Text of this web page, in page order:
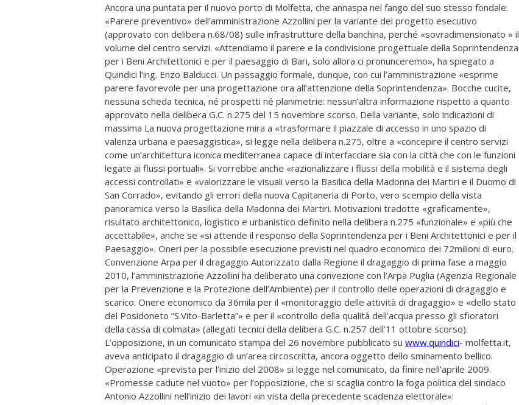
Ancora una puntata per il nuovo porto di Molfetta, che annaspa nel fango del suo stesso fondale.
«Parere preventivo» dell’amministrazione Azzollini per la variante del progetto esecutivo
(approvato con delibera n.68/08) sulle infrastrutture della banchina, perché «sovradimensionato » il
volume del centro servizi. «Attendiamo il parere e la condivisione progettuale della Soprintendenza
per i Beni Architettonici e per il paesaggio di Bari, solo allora ci pronunceremo», ha spiegato a
Quindici l’ing. Enzo Balducci. Un passaggio formale, dunque, con cui l’amministrazione «esprime
parere favorevole per una progettazione ora all’attenzione della Soprintendenza». Bocche cucite,
nessuna scheda tecnica, né prospetti né planimetrie: nessun’altra informazione rispetto a quanto
approvato nella delibera G.C. n.275 del 15 novembre scorso. Della variante, solo indicazioni di
massima La nuova progettazione mira a «trasformare il piazzale di accesso in uno spazio di
valenza urbana e paesaggistica», si legge nella delibera n.275, oltre a «concepire il centro servizi
come un’architettura iconica mediterranea capace di interfacciare sia con la città che con le funzioni
legate ai flussi portuali». Si vorrebbe anche «razionalizzare i flussi della mobilità e il sistema degli
accessi controllati» e «valorizzare le visuali verso la Basilica della Madonna dei Martiri e il Duomo di
San Corrado», evitando gli errori della nuova Capitaneria di Porto, vero scempio della vista
panoramica verso la Basilica della Madonna dei Martiri. Motivazioni tradotte «graficamente»,
risultato architettonico, logistico e urbanistico definito nella delibera n.275 «funzionale» e «più che
accettabile», anche se «si attende il responso della Soprintendenza per i Beni Architettonici e per il
Paesaggio». Oneri per la possibile esecuzione previsti nel quadro economico dei 72milioni di euro.
Convenzione Arpa per il dragaggio Autorizzato dalla Regione il dragaggio di prima fase a maggio
2010, l’amministrazione Azzollini ha deliberato una convezione con l’Arpa Puglia (Agenzia Regionale
per la Prevenzione e la Protezione dell’Ambiente) per il controllo delle operazioni di dragaggio e
scarico. Onere economico da 36mila per il «monitoraggio delle attività di dragaggio» e «dello stato
del Posidoneto “S.Vito-Barletta”» e per il «controllo della qualità dell’acqua presso gli sfioratori
della cassa di colmata» (allegati tecnici della delibera G.C. n.257 dell’11 ottobre scorso).
L’opposizione, in un comunicato stampa del 26 novembre pubblicato su www.quindici- molfetta.it,
aveva anticipato il dragaggio di un’area circoscritta, ancora oggetto dello sminamento bellico.
Operazione «prevista per l’inizio del 2008» si legge nel comunicato, da finire nell’aprile 2009.
«Promesse cadute nel vuoto» per l’opposizione, che si scaglia contro la foga politica del sindaco
Antonio Azzollini nell’inizio dei lavori «in vista della precedente scadenza elettorale»: